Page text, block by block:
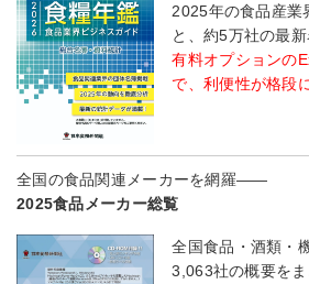
2025年の食品産業
と、約5万社の最新
有料オプションの
で、利便性が格段
全国の食品関連メーカーを網羅――
2025食品メーカー総覧
全国食品・酒類・
3,063社の概要を